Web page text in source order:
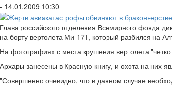
- 14.01.2009 10:30
Глава российского отделения Всемирного фонда
на борту вертолета Ми-171, который разбился на
На фотографиях с места крушения вертолета
Архары занесены в Красную книгу, и охота на них
"Совершенно очевидно, что в данном случае